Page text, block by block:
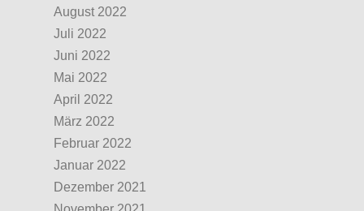
August 2022
Juli 2022
Juni 2022
Mai 2022
April 2022
März 2022
Februar 2022
Januar 2022
Dezember 2021